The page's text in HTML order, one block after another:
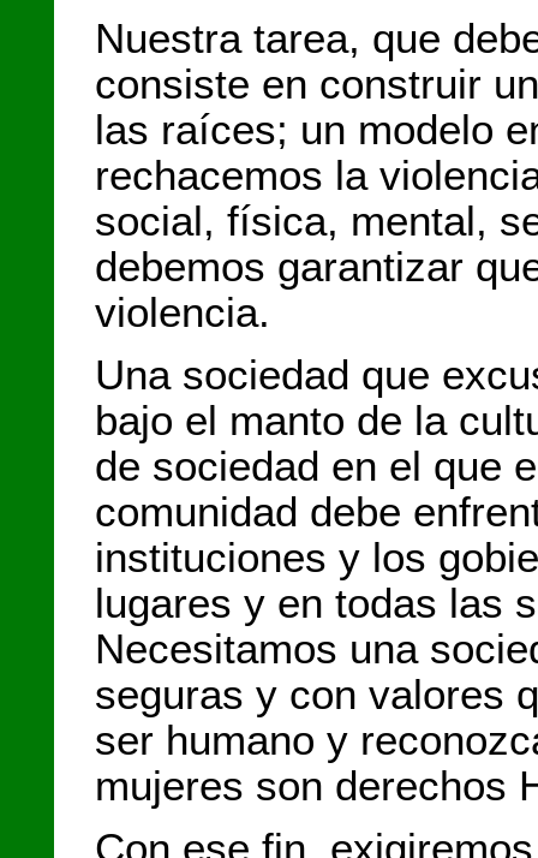
Nuestra tarea, que
consiste en construir
las raíces; un modelo
rechacemos la
social, física, mental,
debemos garantizar
violencia.
Una sociedad que
bajo el manto de la
de sociedad en el que
comunidad debe
instituciones y los
lugares y en todas las
Necesitamos una
seguras y con valores
ser humano y
mujeres son derechos
Con ese fin,